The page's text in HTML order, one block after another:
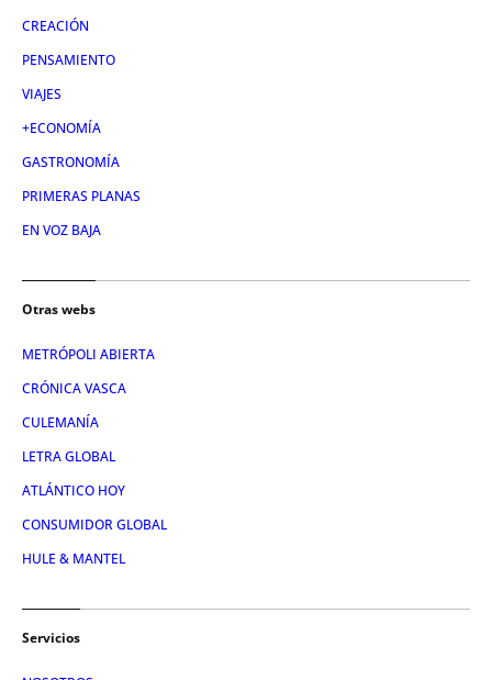
CREACIÓN
PENSAMIENTO
VIAJES
+ECONOMÍA
GASTRONOMÍA
PRIMERAS PLANAS
EN VOZ BAJA
Otras webs
METRÓPOLI ABIERTA
CRÓNICA VASCA
CULEMANÍA
LETRA GLOBAL
ATLÁNTICO HOY
CONSUMIDOR GLOBAL
HULE & MANTEL
Servicios